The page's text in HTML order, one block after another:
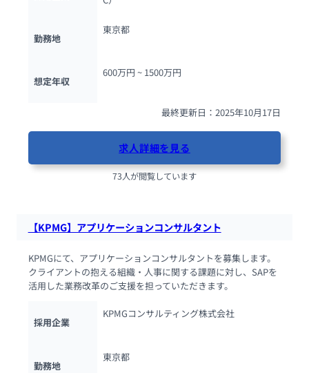
勤務地
東京都
想定年収
600万円 ~ 1500万円
最終更新日：2025年10月17日
求人詳細を見る
73人が閲覧しています
【KPMG】アプリケーションコンサルタント
KPMGにて、アプリケーションコンサルタントを募集します。
クライアントの抱える組織・人事に関する課題に対し、SAPを
活用した業務改革のご支援を担っていただきます。
採用企業
KPMGコンサルティング株式会社
勤務地
東京都